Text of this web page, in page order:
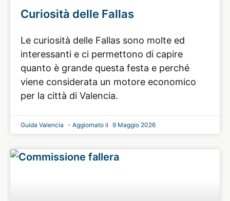
Curiosità delle Fallas
Le curiosità delle Fallas sono molte ed
interessanti e ci permettono di capire
quanto è grande questa festa e perché
viene considerata un motore economico
per la città di Valencia.
Guida Valencia 9 Maggio 2026